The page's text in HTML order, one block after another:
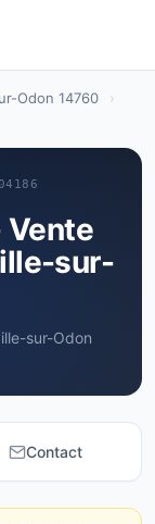
Odon 14760
›
Vente
sur-
sur-Odon
Contact